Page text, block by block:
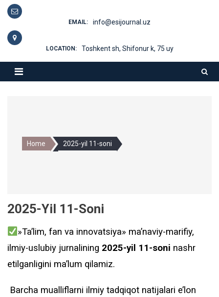
EMAIL: info@esijournal.uz
LOCATION: Toshkent sh, Shifonur k, 75 uy
Home 2025-yil 11-soni
2025-Yil 11-Soni
»Ta’lim, fan va innovatsiya» ma’naviy-marifiy,
ilmiy-uslubiy jurnalining 2025-yil 11-soni nashr
etilganligini ma’lum qilamiz.
Barcha mualliflarni ilmiy tadqiqot natijalari e’lon